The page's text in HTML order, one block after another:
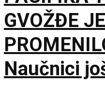
GVOŽĐE JE
Naučnici